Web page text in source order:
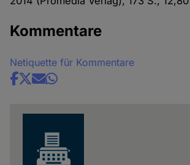
Kommentare
Netiquette für Kommentare
Share